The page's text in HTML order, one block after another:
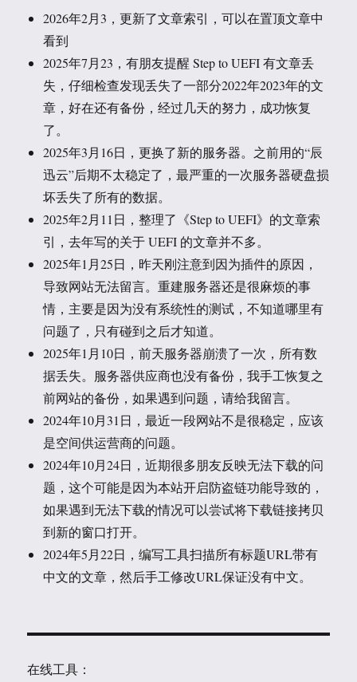
2026年2月3，更新了文章索引，可以在置顶文章中
看到
2025年7月23，有朋友提醒 Step to UEFI 有文章丢
失，仔细检查发现丢失了一部分2022年2023年的文
章，好在还有备份，经过几天的努力，成功恢复
了。
2025年3月16日，更换了新的服务器。之前用的“辰
迅云”后期不太稳定了，最严重的一次服务器硬盘损
坏丢失了所有的数据。
2025年2月11日，整理了《Step to UEFI》的文章索
引，去年写的关于 UEFI 的文章并不多。
2025年1月25日，昨天刚注意到因为插件的原因，
导致网站无法留言。重建服务器还是很麻烦的事
情，主要是因为没有系统性的测试，不知道哪里有
问题了，只有碰到之后才知道。
2025年1月10日，前天服务器崩溃了一次，所有数
据丢失。服务器供应商也没有备份，我手工恢复之
前网站的备份，如果遇到问题，请给我留言。
2024年10月31日，最近一段网站不是很稳定，应该
是空间供运营商的问题。
2024年10月24日，近期很多朋友反映无法下载的问
题，这个可能是因为本站开启防盗链功能导致的，
如果遇到无法下载的情况可以尝试将下载链接拷贝
到新的窗口打开。
2024年5月22日，编写工具扫描所有标题URL带有
中文的文章，然后手工修改URL保证没有中文。
在线工具：